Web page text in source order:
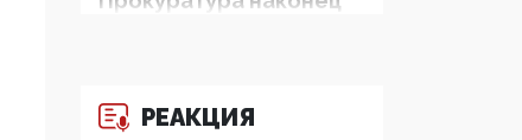
ЮНЕСКО в России, но
цифроглобалисты
РЕАКЦИЯ